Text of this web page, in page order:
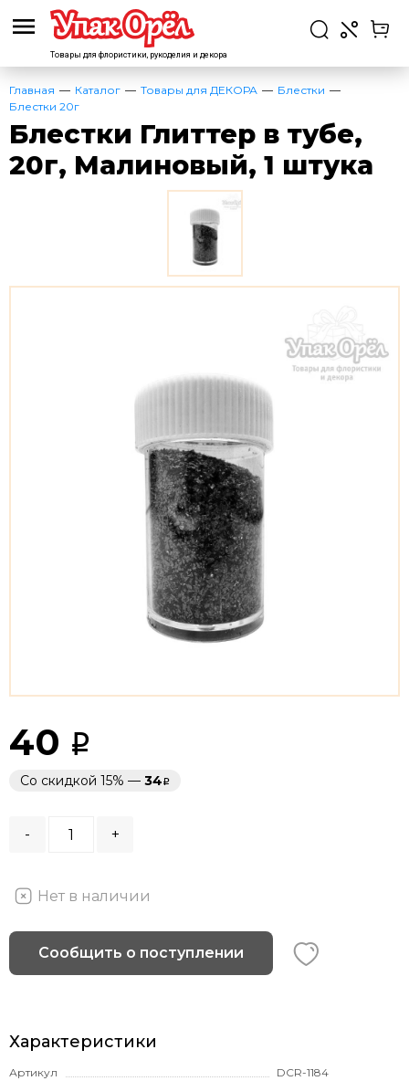
Товары для флористики, рукоделия и декора
Главная Каталог Товары для ДЕКОРА
Блестки
Блестки 20г
Блестки Глиттер в тубе,
20г, Малиновый, 1 штука
40
Со скидкой 15% — 34
- +
Нет в наличии
Сообщить о поступлении
Характеристики
Артикул DCR-1184